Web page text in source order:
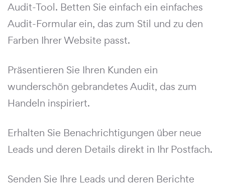
Audit-Tool. Betten Sie einfach ein einfaches
Audit-Formular ein, das zum Stil und zu den
Farben Ihrer Website passt.
Präsentieren Sie Ihren Kunden ein
wunderschön gebrandetes Audit, das zum
Handeln inspiriert.
Erhalten Sie Benachrichtigungen über neue
Leads und deren Details direkt in Ihr Postfach.
Senden Sie Ihre Leads und deren Berichte